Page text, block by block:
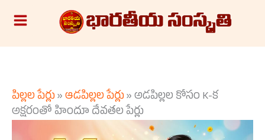
పిల్లల పేర్లు»ఆడపిల్లల పేర్లు»అడపిల్లల కోసం K-క
అక్షరంతో హిందూ దేవతల పేర్లు
e
a
c
h